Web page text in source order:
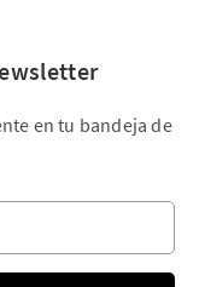
en tu bandeja de